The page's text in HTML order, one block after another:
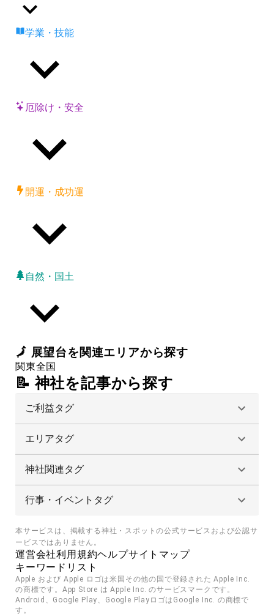
学業・技能
厄除け・安全
開運・成功運
自然・国土
🗾 展望台を関連エリアから探す
関東全国
📝 神社を記事から探す
ご利益タグ
エリアタグ
神社関連タグ
行事・イベントタグ
本サービスは、掲載する神社・スポットの公式サービスおよび公認サ
ービスではありません。
運営会社利用規約ヘルプサイトマップ
キーワードリスト
Apple および Apple ロゴは米国その他の国で登録された Apple Inc.
の商標です。App Store は Apple Inc. のサービスマークです。
Android、Google Play、Google PlayロゴはGoogle Inc. の商標で
す。